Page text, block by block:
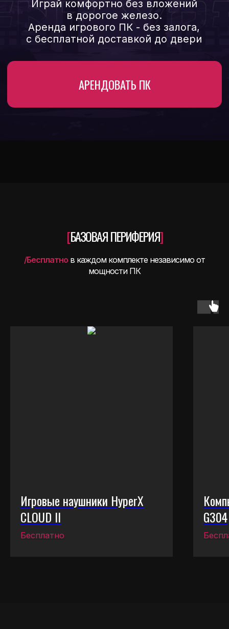
[БАЗОВАЯПЕРИФЕРИЯ]
/Бесплатно в каждом комплекте независимо от
мощности ПК
Игровые наушники HyperX
CLOUD II
Бесплатно
G304